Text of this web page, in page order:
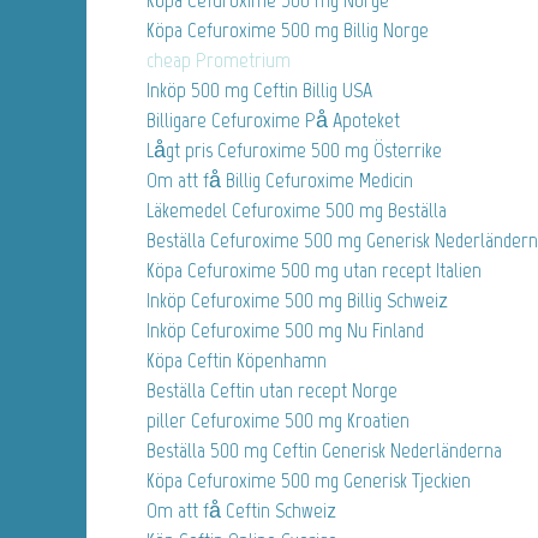
Köpa Cefuroxime 500 mg Billig Norge
cheap Prometrium
Inköp 500 mg Ceftin Billig USA
Billigare Cefuroxime På Apoteket
Lågt pris Cefuroxime 500 mg Österrike
Om att få Billig Cefuroxime Medicin
Läkemedel Cefuroxime 500 mg Beställa
Beställa Cefuroxime 500 mg Generisk
Köpa Cefuroxime 500 mg utan recept Italien
Inköp Cefuroxime 500 mg Billig Schweiz
Inköp Cefuroxime 500 mg Nu Finland
Köpa Ceftin Köpenhamn
Beställa Ceftin utan recept Norge
piller Cefuroxime 500 mg Kroatien
Beställa 500 mg Ceftin Generisk Nederländerna
Köpa Cefuroxime 500 mg Generisk Tjeckien
Om att få Ceftin Schweiz